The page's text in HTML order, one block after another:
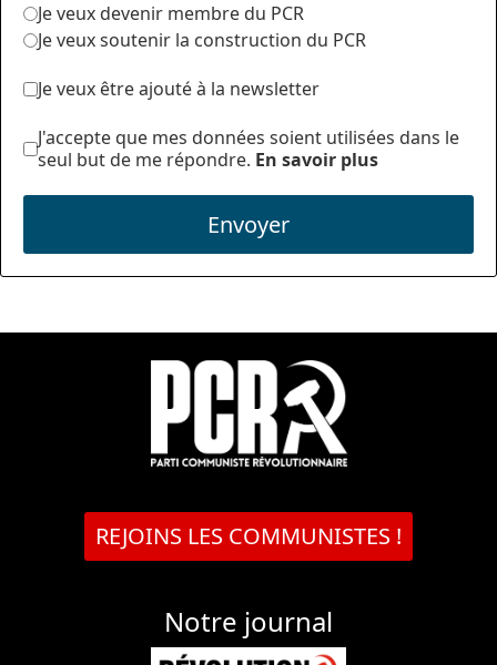
Je veux devenir membre du PCR
Je veux soutenir la construction du PCR
Je veux être ajouté à la newsletter
J'accepte que mes données soient utilisées dans le
seul but de me répondre. En savoir plus
Envoyer
REJOINS LES COMMUNISTES !
Notre journal